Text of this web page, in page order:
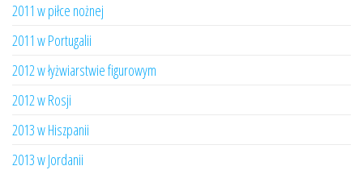
2011 w piłce nożnej
2011 w Portugalii
2012 w łyżwiarstwie figurowym
2012 w Rosji
2013 w Hiszpanii
2013 w Jordanii